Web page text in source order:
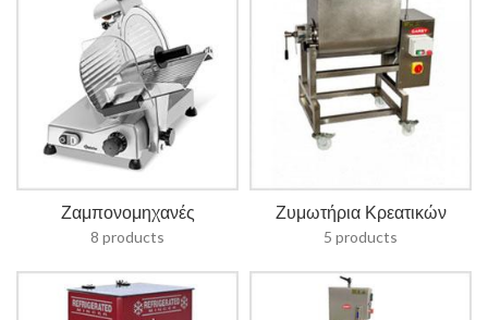
Ζαμπονομηχανές
8 products
Ζυμωτήρια Κρεατικών
5 products